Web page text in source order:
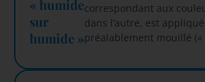
« humide
sur
humide »
correspondant aux
dans l’autre, est
préalablement mouillé («